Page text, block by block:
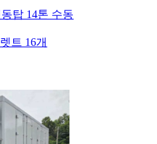
탑 14톤 수동
트 16개